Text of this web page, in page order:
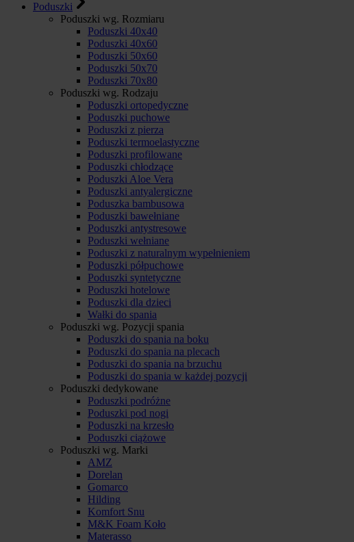
Poduszki
Poduszki wg. Rozmiaru
Poduszki 40x40
Poduszki 40x60
Poduszki 50x60
Poduszki 50x70
Poduszki 70x80
Poduszki wg. Rodzaju
Poduszki ortopedyczne
Poduszki puchowe
Poduszki z pierza
Poduszki termoelastyczne
Poduszki profilowane
Poduszki chłodzące
Poduszki Aloe Vera
Poduszki antyalergiczne
Poduszka bambusowa
Poduszki bawełniane
Poduszki antystresowe
Poduszki wełniane
Poduszki z naturalnym wypełnieniem
Poduszki półpuchowe
Poduszki syntetyczne
Poduszki hotelowe
Poduszki dla dzieci
Wałki do spania
Poduszki wg. Pozycji spania
Poduszki do spania na boku
Poduszki do spania na plecach
Poduszki do spania na brzuchu
Poduszki do spania w każdej pozycji
Poduszki dedykowane
Poduszki podróżne
Poduszki pod nogi
Poduszki na krzesło
Poduszki ciążowe
Poduszki wg. Marki
AMZ
Dorelan
Gomarco
Hilding
Komfort Snu
M&K Foam Koło
Materasso